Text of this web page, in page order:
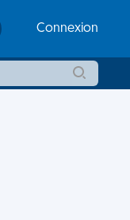
Connexion